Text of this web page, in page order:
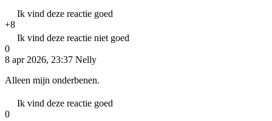
Ik vind deze reactie goed
+8
Ik vind deze reactie niet goed
0
8 apr 2026, 23:37 Nelly
Alleen mijn onderbenen.
Ik vind deze reactie goed
0